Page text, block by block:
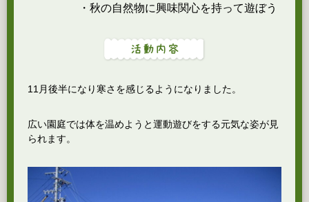
・秋の自然物に興味関心を持って遊ぼう
11月後半になり寒さを感じるようになりました。
広い園庭では体を温めようと運動遊びをする元気な姿が見
られます。